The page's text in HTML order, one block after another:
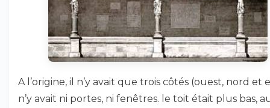
A l’origine, il n’y avait que trois côtés (ouest, nord et
n’y avait ni portes, ni fenêtres. le toit était plus bas,